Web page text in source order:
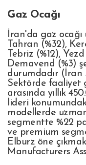
Gaz Ocağı
İran'da gaz
Tahran (%32),
Tebriz (%12),
Demavend (%3)
durumdadır (İran
Sektörde faaliyet
arasında yıllık
lideri
modellerde
segmentte %22
ve premium
Elburz öne
Manufacturers